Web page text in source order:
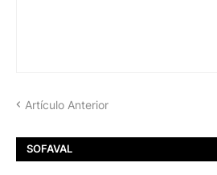
Artículo Anterior
SOFAVAL